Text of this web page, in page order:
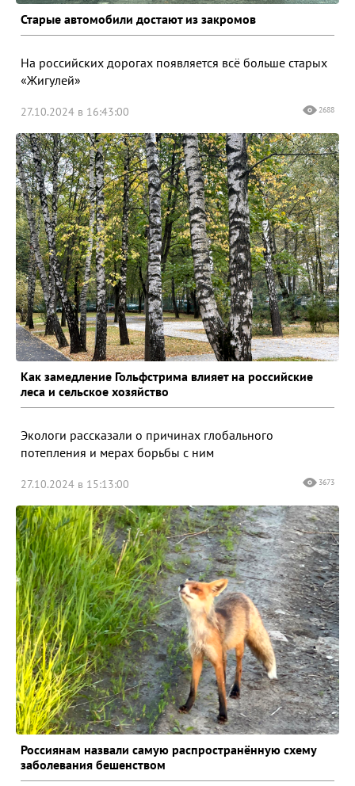
Старые автомобили достают из закромов
На российских дорогах появляется всё больше старых
«Жигулей»
27.10.2024 в 16:43:00 2688
Как замедление Гольфстрима влияет на российские
леса и сельское хозяйство
Экологи рассказали о причинах глобального
потепления и мерах борьбы с ним
27.10.2024 в 15:13:00 3673
Россиянам назвали самую распространённую схему
заболевания бешенством